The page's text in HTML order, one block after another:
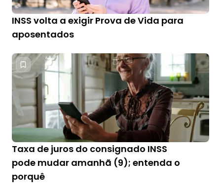
INSS volta a exigir Prova de Vida para
aposentados
Taxa de juros do consignado INSS
pode mudar amanhã (9); entenda o
porquê